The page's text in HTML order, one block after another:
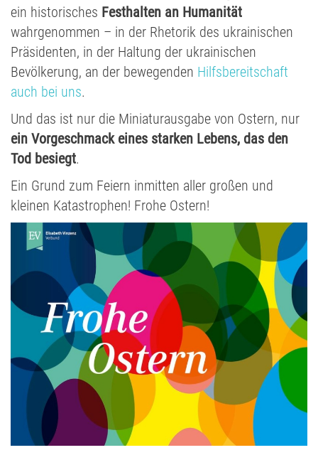
ein historisches Festhalten an Humanität
wahrgenommen – in der Rhetorik des ukrainischen
Präsidenten, in der Haltung der ukrainischen
Bevölkerung, an der bewegenden Hilfsbereitschaft
auch bei uns.
Und das ist nur die Miniaturausgabe von Ostern, nur
ein Vorgeschmack eines starken Lebens, das den
Tod besiegt.
Ein Grund zum Feiern inmitten aller großen und
kleinen Katastrophen! Frohe Ostern!